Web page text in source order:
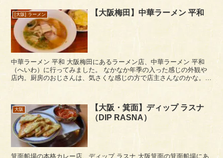
[大阪] ラーメン 【大阪梅田】中華ラーメン 平和
中華ラーメン 平和 大阪梅田にあるラーメン店、中華ラーメン 平和
（へいわ）に行ってみました。 なかなか年季の入った感じの外観や
店内。厨房のおじさんは、気さくな感じの方で店主さんなのかな。あ
大阪
【大阪・箕面】ディップ ラスナ
（DIP RASNA）
箕面船場の本格カレー店、ディップ ラスナ 大阪箕面の箕面船場にあ